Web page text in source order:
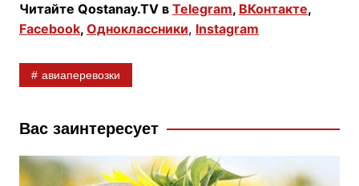
c
e
o
k
n
o
l
s
n
l
e
m
Читайте Qostanay.TV в Telegram, ВКонтакте,
Facebook, Одноклассники, Instagram
авиаперевозки
Вас заинтересует